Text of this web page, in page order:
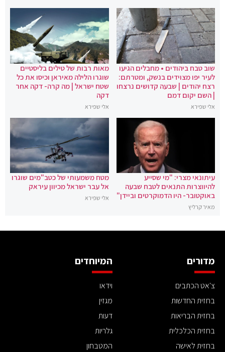
שוב טבח ביהודים • מחבלים הגיעו
לעיר יפו מצוידים בנשק, ומטרתם:
רצח יהודים | שבעה קדושים נרצחו
| השם יקום דמם
אלי שפירא
מאות רבות של טילים בליסטיים
שוגרו הלילה מאיראן וכיסו את כל
שטח ישראל | מה קרה- דקה אחר
דקה
אלי שפירא
עיתונאי מצרי: "מי שסייע
להיווצרות התנאים לטבח שבעה
באוקטובר- היו הדמוקרטים וביידן"
מאיר קרליץ
מטח משמעותי של כטב"מים שוגרו
אל עבר ישראל מכיוון עיראק
אלי שפירא
מדורים
צ'אט הכתבים
בחזית החדשות
בחזית הבריאות
בחזית הכלכלית
בחזית לאישה
המיוחדים
וידאו
מגזין
דעות
גלריות
המטבחון